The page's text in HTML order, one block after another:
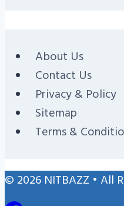
About Us
Contact Us
Privacy & Policy
Sitemap
Terms &
© 2026 NITBAZZ • All